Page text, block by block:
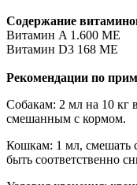
Содержание
Витамин A 1.600 МЕ
Витамин D3 168 МЕ
Рекомендации по
Собакам: 2 мл на 10 кг
смешанным с кормом.
Кошкам: 1 мл, смешать
быть соответственно